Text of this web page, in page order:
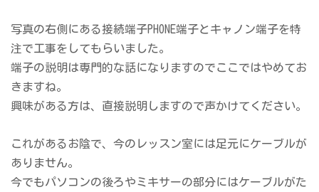
写真の右側にある接続端子PHONE端子とキャノン端子を特
注で工事をしてもらいました。
端子の説明は専門的な話になりますのでここではやめてお
きますね。
興味がある方は、直接説明しますので声かけてください。
これがあるお陰で、今のレッスン室には足元にケーブルが
ありません。
今でもパソコンの後ろやミキサーの部分にはケーブルがた